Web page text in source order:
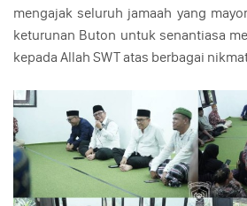
mengajak seluruh jamaah yang
keturunan Buton untuk senantiasa
kepada Allah SWT atas berbagai